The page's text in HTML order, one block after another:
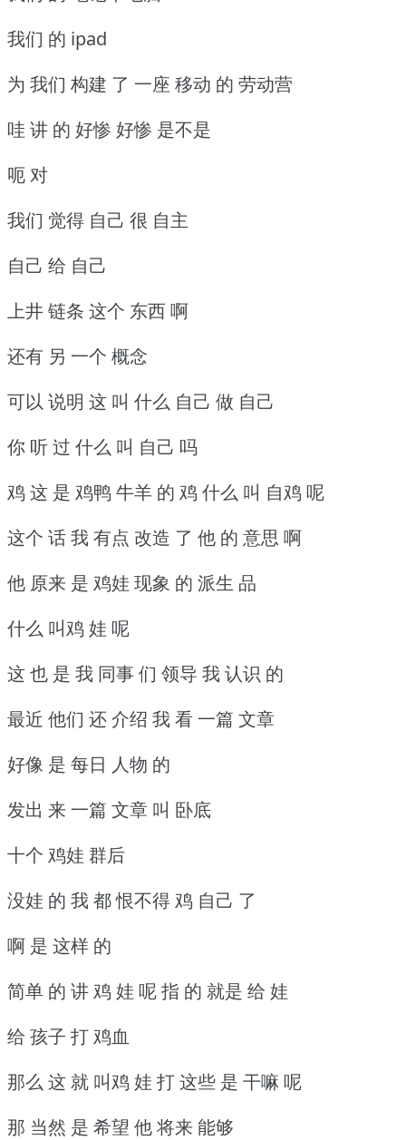
我们 的 ipad
为 我们 构建 了 一座 移动 的 劳动营
哇 讲 的 好惨 好惨 是不是
呃 对
我们 觉得 自己 很 自主
自己 给 自己
上井 链条 这个 东西 啊
还有 另 一个 概念
可以 说明 这 叫 什么 自己 做 自己
你 听 过 什么 叫 自己 吗
鸡 这 是 鸡鸭 牛羊 的 鸡 什么 叫 自鸡 呢
这个 话 我 有点 改造 了 他 的 意思 啊
他 原来 是 鸡娃 现象 的 派生 品
什么 叫鸡 娃 呢
这 也 是 我 同事 们 领导 我 认识 的
最近 他们 还 介绍 我 看 一篇 文章
好像 是 每日 人物 的
发出 来 一篇 文章 叫 卧底
十个 鸡娃 群后
没娃 的 我 都 恨不得 鸡 自己 了
啊 是 这样 的
简单 的 讲 鸡 娃 呢 指 的 就是 给 娃
给 孩子 打 鸡血
那么 这 就 叫鸡 娃 打 这些 是 干嘛 呢
那 当然 是 希望 他 将来 能够